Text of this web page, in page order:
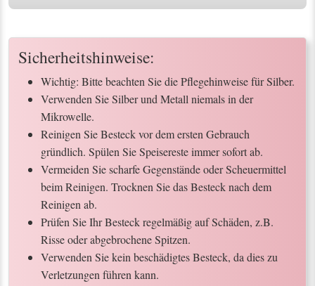
Sicherheitshinweise:
Wichtig: Bitte beachten Sie die Pflegehinweise für Silber.
Verwenden Sie Silber und Metall niemals in der
Mikrowelle.
Reinigen Sie Besteck vor dem ersten Gebrauch
gründlich. Spülen Sie Speisereste immer sofort ab.
Vermeiden Sie scharfe Gegenstände oder Scheuermittel
beim Reinigen. Trocknen Sie das Besteck nach dem
Reinigen ab.
Prüfen Sie Ihr Besteck regelmäßig auf Schäden, z.B.
Risse oder abgebrochene Spitzen.
Verwenden Sie kein beschädigtes Besteck, da dies zu
Verletzungen führen kann.